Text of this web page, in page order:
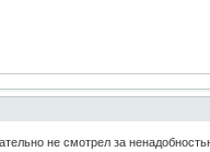
не смотрел за